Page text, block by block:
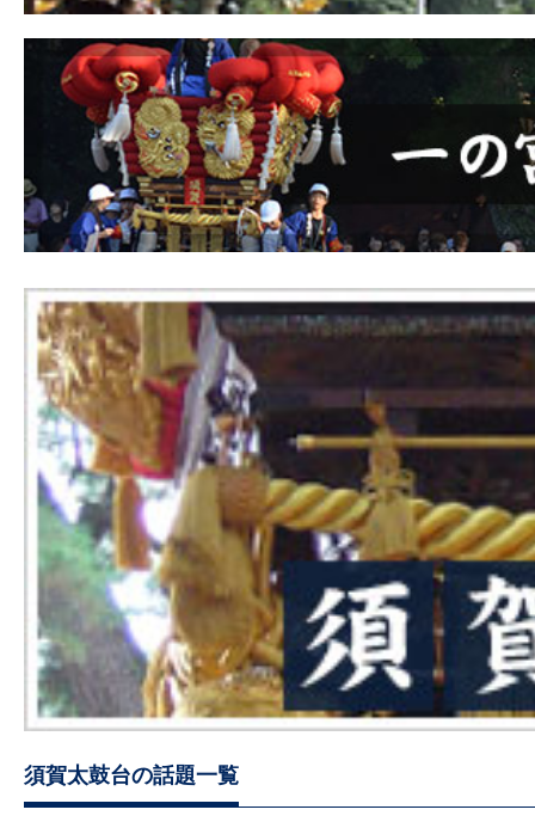
須賀太鼓台の話題一覧